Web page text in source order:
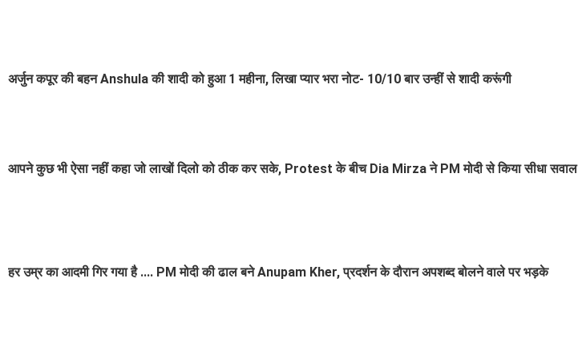
अर्जुन कपूर की बहन Anshula की शादी को हुआ 1 महीना, लिखा प्यार भरा नोट- 10/10 बार उन्हीं से शादी करूंगी
आपने कुछ भी ऐसा नहीं कहा जो लाखों दिलो को ठीक कर सके, Protest के बीच Dia Mirza ने PM मोदी से किया सीधा सवाल
हर उम्र का आदमी गिर गया है .... PM मोदी की ढाल बने Anupam Kher, प्रदर्शन के दौरान अपशब्द बोलने वाले पर भड़के